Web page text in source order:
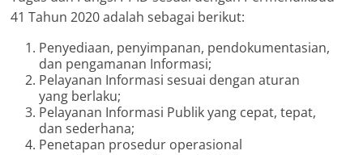
41 Tahun 2020 adalah sebagai berikut:
Penyediaan, penyimpanan, pendokumentasian,
dan pengamanan Informasi;
Pelayanan Informasi sesuai dengan aturan
yang berlaku;
Pelayanan Informasi Publik yang cepat, tepat,
dan sederhana;
Penetapan prosedur operasional